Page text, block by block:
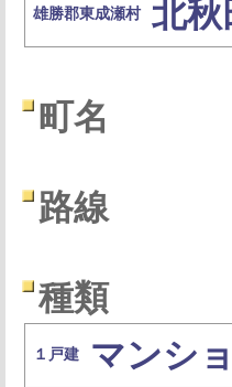
雄勝郡東成瀬村 北秋
町名
路線
種類
１戸建 マンシ